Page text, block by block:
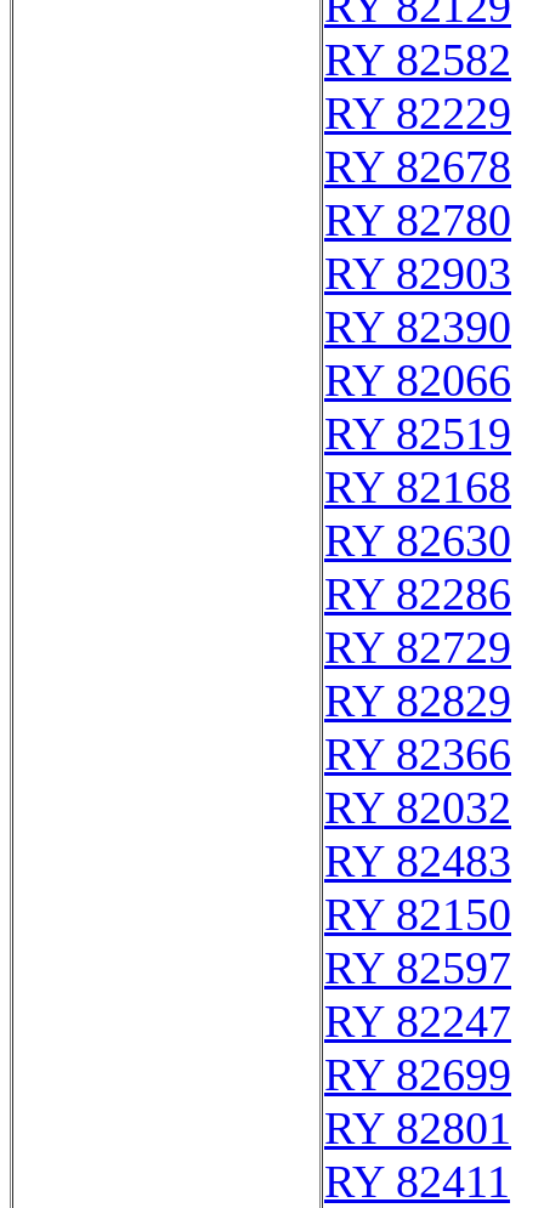
RY 82582
RY 82229
RY 82678
RY 82780
RY 82903
RY 82390
RY 82066
RY 82519
RY 82168
RY 82630
RY 82286
RY 82729
RY 82829
RY 82366
RY 82032
RY 82483
RY 82150
RY 82597
RY 82247
RY 82699
RY 82801
RY 82411